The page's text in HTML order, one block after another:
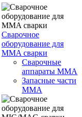
Сварочное
оборудование для
MMA сварки
Сварочные
аппараты MMA
Запасные части
MMA